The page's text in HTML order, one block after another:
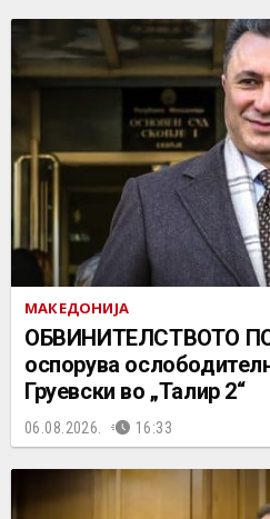
МАКЕДОНИЈА
ОБВИНИТЕЛСТВОТО
оспорува
Груевски во „Талир 2“
06.08.2026. 16:33